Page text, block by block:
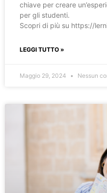
chiave per creare
per gli studenti.
Scopri di più su https://
LEGGI TUTTO »
Maggio 29, 2024 Nessun